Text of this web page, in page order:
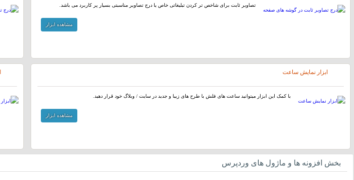
تصاویر ثابت برای شاخص تر کردن تبلیغاتی خاص یا درج تصاویر مناسبتی بسیار پر کاربرد می باشد.
مشاهده ابزار
ابزار نمایش ساعت
با کمک این ابزار میتوانید ساعت های فلش با طرح های زیبا و جدید در سایت / وبلاگ خود قرار دهید.
مشاهده ابزار
بخش افزونه ها و ماژول های وردپرس